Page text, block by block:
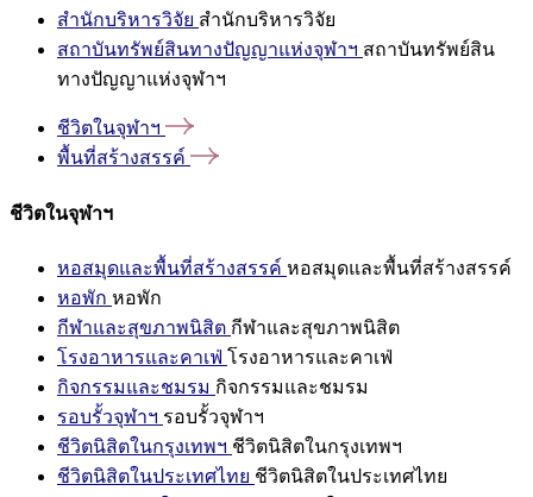
สำนักบริหารวิจัย สำนักบริหารวิจัย
สถาบันทรัพย์สินทางปัญญาแห่งจุฬาฯ สถาบันทรัพย์สิน
ทางปัญญาแห่งจุฬาฯ
ชีวิตในจุฬาฯ
พื้นที่สร้างสรรค์
ชีวิตในจุฬาฯ
หอสมุดและพื้นที่สร้างสรรค์ หอสมุดและพื้นที่สร้างสรรค์
หอพัก หอพัก
กีฬาและสุขภาพนิสิต กีฬาและสุขภาพนิสิต
โรงอาหารและคาเฟ่ โรงอาหารและคาเฟ่
กิจกรรมและชมรม กิจกรรมและชมรม
รอบรั้วจุฬาฯ รอบรั้วจุฬาฯ
ชีวิตนิสิตในกรุงเทพฯ ชีวิตนิสิตในกรุงเทพฯ
ชีวิตนิสิตในประเทศไทย ชีวิตนิสิตในประเทศไทย